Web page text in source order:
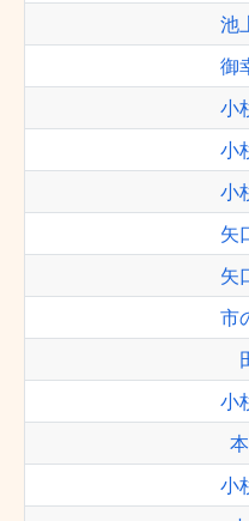
池
御
小
小
小
矢
矢
市
小
小